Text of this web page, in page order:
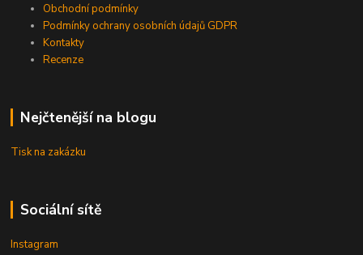
Obchodní podmínky
Podmínky ochrany osobních údajů GDPR
Kontakty
Recenze
Nejčtenější na blogu
Tisk na zakázku
Sociální sítě
Instagram